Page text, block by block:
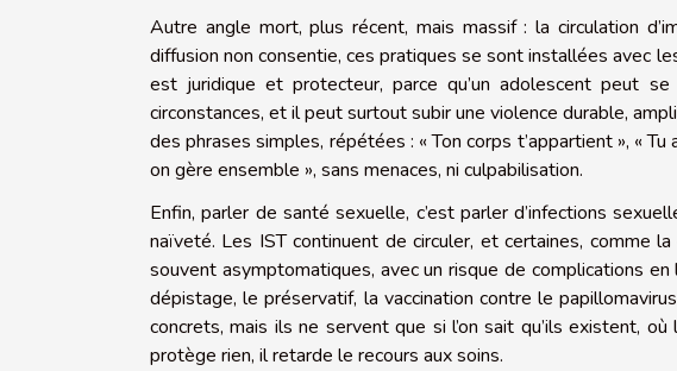
Autre angle mort, plus récent, mais massif : la circulation
diffusion non consentie, ces pratiques se sont installées avec
est juridique et protecteur, parce qu’un adolescent peut
circonstances, et il peut surtout subir une violence durable,
des phrases simples, répétées : « Ton corps t’appartient », «
on gère ensemble », sans menaces, ni culpabilisation.
Enfin, parler de santé sexuelle, c’est parler d’infections
naïveté. Les IST continuent de circuler, et certaines, comme
souvent asymptomatiques, avec un risque de complications
dépistage, le préservatif, la vaccination contre le
concrets, mais ils ne servent que si l’on sait qu’ils existent,
protège rien, il retarde le recours aux soins.